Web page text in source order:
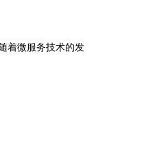
着微服务技术的发